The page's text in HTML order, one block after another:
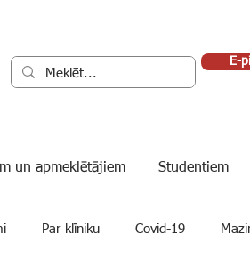
E-
un apmeklētājiem Studentiem
Par klīniku Covid-19